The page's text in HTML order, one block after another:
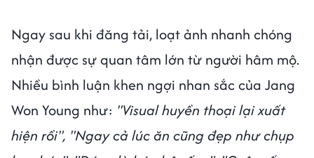
Ngay sau khi đăng tải, loạt ảnh nhanh chóng
nhận được sự quan tâm lớn từ người hâm mộ.
Nhiều bình luận khen ngợi nhan sắc của Jang
Won Young như: "Visual huyền thoại lại xuất
hiện rồi", "Ngay cả lúc ăn cũng đẹp như chụp